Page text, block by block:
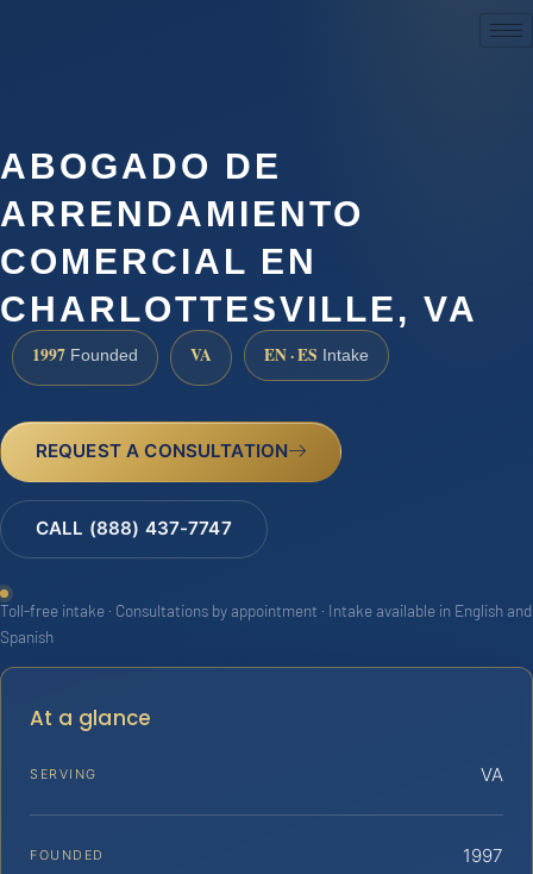
ABOGADO DE
ARRENDAMIENTO
COMERCIAL EN
CHARLOTTESVILLE, VA
1997 Founded VA EN · ES Intake
REQUEST A CONSULTATION
CALL (888) 437-7747
Toll-free intake · Consultations by appointment · Intake available in English and
Spanish
At a glance
SERVING VA
FOUNDED 1997